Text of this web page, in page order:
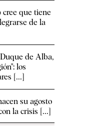
que tiene
de la
de Alba,
los
[...]
su agosto
la crisis [...]